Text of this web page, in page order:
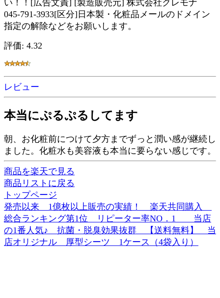
い！！[広告文責] [製造販売元] 株式会社クレモナ
045‐791-3933[区分]日本製・化粧品メールのドメイン
指定の解除などをお願いします。
評価: 4.32
レビュー
本当にぷるぷるしてます
朝、お化粧前につけて夕方までずっと潤い感が継続し
ました。化粧水も美容液も本当に要らない感じです。
商品を楽天で見る
商品リストに戻る
トップページ
発売以来 1億枚以上販売の実績！ 楽天共同購入
総合ランキング第1位 リピーター率NO．1 当店
の1番人気♪ 抗菌・脱臭効果抜群 【送料無料】 当
店オリジナル 厚型シーツ 1ケース（4袋入り）